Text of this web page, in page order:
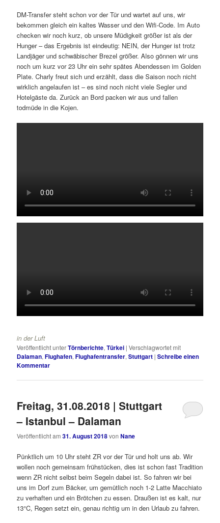
DM-Transfer steht schon vor der Tür und wartet auf uns, wir
bekommen gleich ein kaltes Wasser und den Wifi-Code. Im Auto
checken wir noch kurz, ob unsere Müdigkeit größer ist als der
Hunger – das Ergebnis ist eindeutig: NEIN, der Hunger ist trotz
Landjäger und schwäbischer Brezel größer. Also gönnen wir uns
noch um kurz vor 23 Uhr ein sehr spätes Abendessen im Golden
Plate. Charly freut sich und erzählt, dass die Saison noch nicht
wirklich angelaufen ist – es sind noch nicht viele Segler und
Hotelgäste da. Zurück an Bord packen wir aus und fallen
todmüde in die Kojen.
in der Luft
Veröffentlicht unterTörnberichte,Türkei |Verschlagwortet mit
Dalaman,Flughafen,Flughafentransfer,Stuttgart |Schreibe einen
Kommentar
Freitag, 31.08.2018 | Stuttgart
– Istanbul – Dalaman
Veröffentlicht am31. August 2018vonNane
Pünktlich um 10 Uhr steht ZR vor der Tür und holt uns ab. Wir
wollen noch gemeinsam frühstücken, dies ist schon fast Tradition
wenn ZR nicht selbst beim Segeln dabei ist. So fahren wir bei
uns im Dorf zum Bäcker, um gemütlich noch 1-2 Latte Macchiato
zu verhaften und ein Brötchen zu essen. Draußen ist es kalt, nur
13°C, Regen setzt ein, genau richtig um in den Urlaub zu fahren.